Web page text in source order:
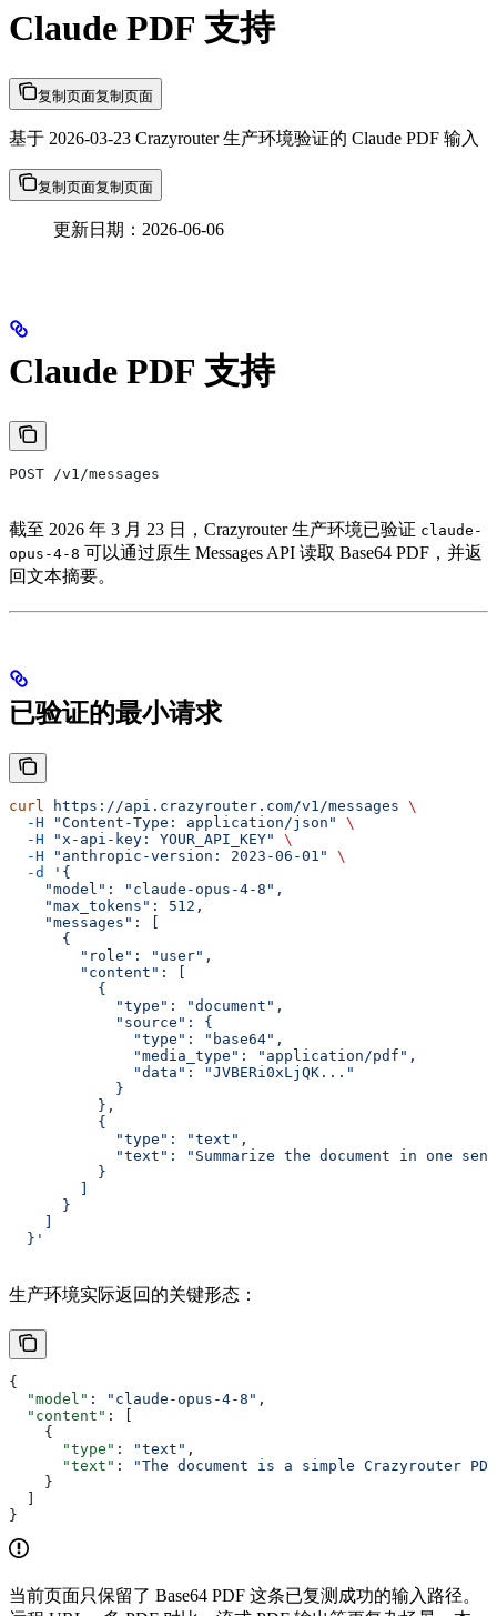
Claude PDF 支持
复制页面复制页面
基于 2026-03-23 Crazyrouter 生产环境验证的 Claude PDF 输入
复制页面复制页面
更新日期：2026-06-06
Claude PDF 支持
POST /v1/messages
截至 2026 年 3 月 23 日，Crazyrouter 生产环境已验证 claude-
opus-4-8 可以通过原生 Messages API 读取 Base64 PDF，并返
回文本摘要。
已验证的最小请求
curl https://api.crazyrouter.com/v1/messages \
  -H
"Content-Type: application/json"
\
  -H
"x-api-key: YOUR_API_KEY"
\
  -H
"anthropic-version: 2023-06-01"
\
  -d
'{
    "model": "claude-opus-4-8",
    "max_tokens": 512,
    "messages": [
      {
        "role": "user",
        "content": [
          {
            "type": "document",
            "source": {
              "type": "base64",
              "media_type": "application/pdf",
              "data": "JVBERi0xLjQK..."
            }
          },
          {
            "type": "text",
"text": "Summarize the document in one
          }
        ]
      }
    ]
  }'
生产环境实际返回的关键形态：
{
  "model"
: "claude-opus-4-8" ,
  "content"
: [
    {
      "type"
: "text" ,
      "text"
:
"The document is a simple Crazyrouter
    }
  ]
}
当前页面只保留了 Base64 PDF 这条已复测成功的输入路径。